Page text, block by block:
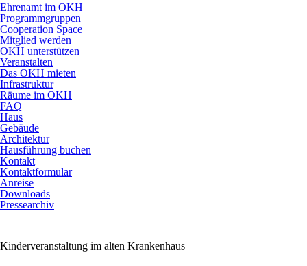
Ehrenamt im OKH
Programmgruppen
Cooperation Space
Mitglied werden
OKH unterstützen
Veranstalten
Das OKH mieten
Infrastruktur
Räume im OKH
FAQ
Haus
Gebäude
Architektur
Hausführung buchen
Kontakt
Kontaktformular
Anreise
Downloads
Pressearchiv
Kinderveranstaltung im alten Krankenhaus